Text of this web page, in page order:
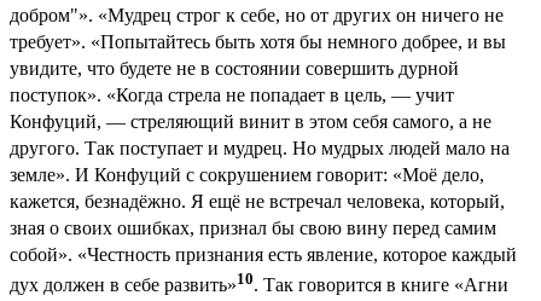
добром"». «Мудрец строг к себе, но от других он ничего не
требует». «Попытайтесь быть хотя бы немного добрее, и вы
увидите, что будете не в состоянии совершить дурной
поступок». «Когда стрела не попадает в цель, — учит
Конфуций, — стреляющий винит в этом себя самого, а не
другого. Так поступает и мудрец. Но мудрых людей мало на
земле». И Конфуций с сокрушением говорит: «Моё дело,
кажется, безнадёжно. Я ещё не встречал человека, который,
зная о своих ошибках, признал бы свою вину перед самим
собой». «Честность признания есть явление, которое каждый
дух должен в себе развить»10. Так говорится в книге «Агни